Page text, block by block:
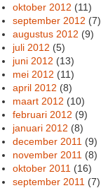
oktober 2012 (11)
september 2012 (7)
augustus 2012 (9)
juli 2012 (5)
juni 2012 (13)
mei 2012 (11)
april 2012 (8)
maart 2012 (10)
februari 2012 (9)
januari 2012 (8)
december 2011 (9)
november 2011 (8)
oktober 2011 (16)
september 2011 (7)